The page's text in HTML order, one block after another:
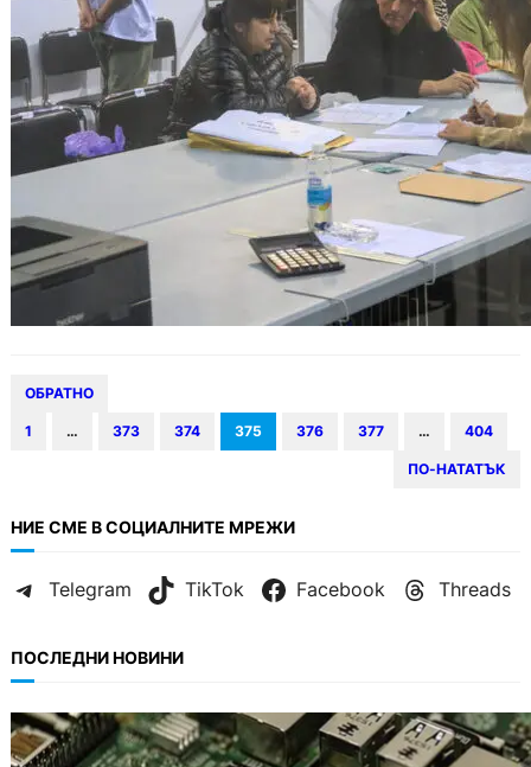
ОБРАТНО
1 … 373 374 375 376 377 … 404
ПО-НАТАТЪК
НИЕ СМЕ В СОЦИАЛНИТЕ МРЕЖИ
Telegram TikTok Facebook Threads
ПОСЛЕДНИ НОВИНИ
ИКОНОМИКА
Кои българи се осигуряват на новия таван